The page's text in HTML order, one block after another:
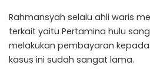
Rahmansyah selalu ahli waris
terkait yaitu Pertamina hulu
melakukan pembayaran
kasus ini sudah sangat lama.